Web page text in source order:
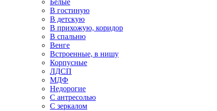
Белые
В гостиную
В детскую
В прихожую, коридор
В спальню
Венге
Встроенные, в нишу
Корпусные
ЛДСП
МДФ
Недорогие
С антресолью
С зеркалом